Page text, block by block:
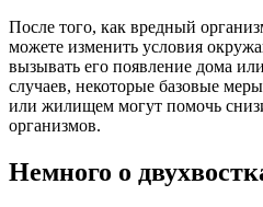
После того, как вредный
можете изменить условия
вызывать его появление дома
случаев, некоторые базовые
или жилищем могут помочь
организмов.
Немного о